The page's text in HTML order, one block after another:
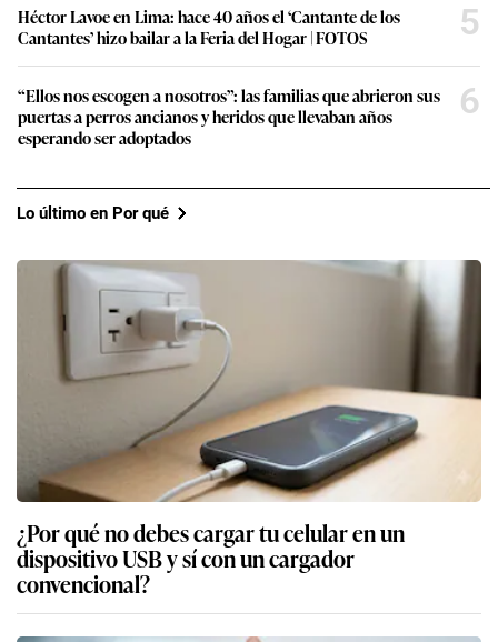
Héctor Lavoe en Lima: hace 40 años el ‘Cantante de los
Cantantes’ hizo bailar a la Feria del Hogar | FOTOS
5
“Ellos nos escogen a nosotros”: las familias que abrieron sus
puertas a perros ancianos y heridos que llevaban años
esperando ser adoptados
6
Lo último en Por qué
¿Por qué no debes cargar tu celular en un
dispositivo USB y sí con un cargador
convencional?